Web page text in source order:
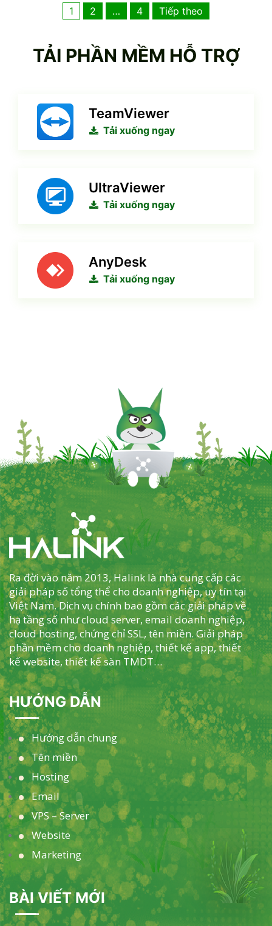
Phân
bài
1 2 … 4 Tiếp theo
TẢI PHẦN MỀM HỖ TRỢ
TeamViewer
Tải xuống ngay
UltraViewer
Tải xuống ngay
AnyDesk
Tải xuống ngay
Ra đời vào năm 2013, Halink là nhà cung cấp các
giải pháp số tổng thể cho doanh nghiệp, uy tín tại
Việt Nam. Dịch vụ chính bao gồm các giải pháp về
hạ tầng số như cloud server, email doanh nghiệp,
cloud hosting, chứng chỉ SSL, tên miền. Giải pháp
phần mềm cho doanh nghiệp, thiết kế app, thiết
kế website, thiết kế sàn TMDT…
HƯỚNG DẪN
Hướng dẫn chung
Tên miền
Hosting
Email
VPS – Server
Website
Marketing
BÀI VIẾT MỚI